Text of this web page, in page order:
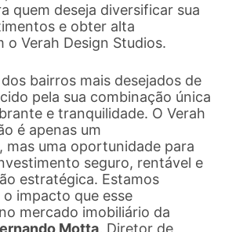
quem deseja diversificar sua
e obter alta
o Verah Design Studios.
bairros mais desejados de
pela sua combinação única
e tranquilidade. O Verah
é apenas um
mas uma oportunidade para
seguro, rentável e
estratégica. Estamos
impacto que esse
mercado imobiliário da
Motta, Diretor de